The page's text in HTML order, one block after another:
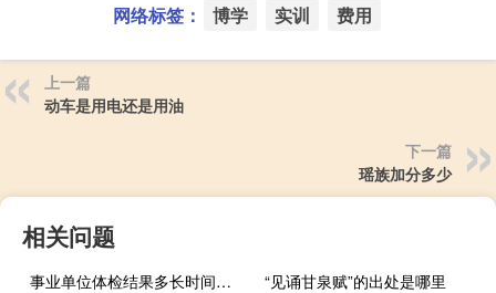
网络标签： 博学 实训 费用
上一篇
动车是用电还是用油
下一篇
瑶族加分多少
相关问题
事业单位体检结果多长时间通知
“见诵甘泉赋”的出处是哪里